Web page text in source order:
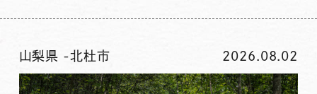
山梨県 -北杜市 2026.08.02